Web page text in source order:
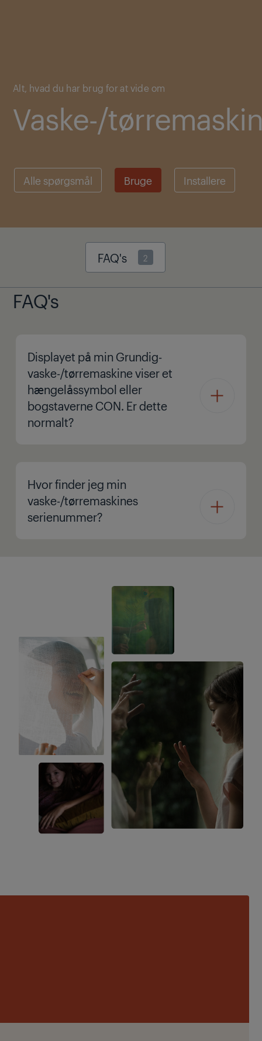
Alt, hvad du har brug for at vide om
Vaske-/
Alle spørgsmål Bruge Installere
FAQ's 2
FAQ's
Displayet på min Grundig-
vaske-/tørremaskine viser et
hængelåssymbol eller
bogstaverne CON. Er dette
normalt?
Hvor finder jeg min
vaske-/tørremaskines
serienummer?